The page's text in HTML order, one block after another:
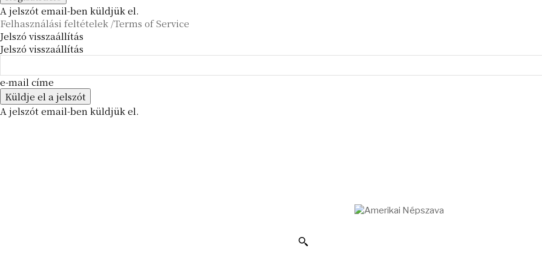
A jelszót email-ben küldjük el.
Felhasználási feltételek /Terms of Service
Jelszó visszaállítás
Jelszó visszaállítás
e-mail címe
A jelszót email-ben küldjük el.